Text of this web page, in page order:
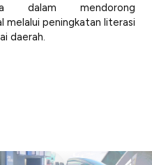
dalam mendorong
melalui peningkatan literasi
daerah.